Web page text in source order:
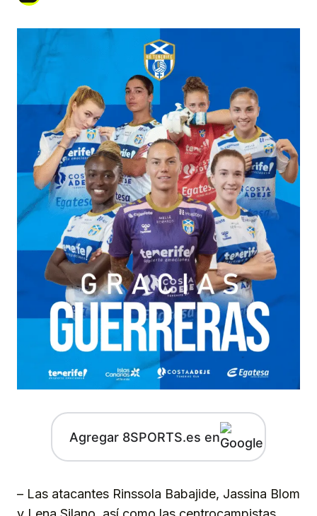
Agregar 8SPORTS.es en
– Las atacantes Rinssola Babajide, Jassina Blom